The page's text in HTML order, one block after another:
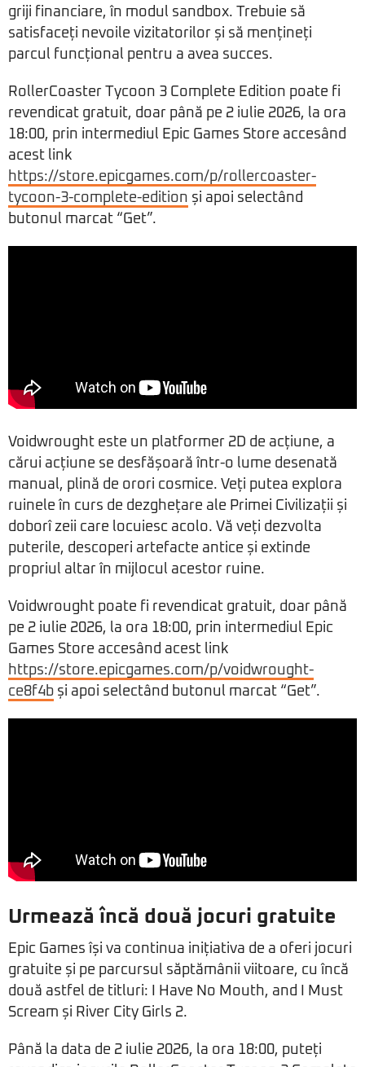
griji financiare, în modul sandbox. Trebuie să
satisfaceți nevoile vizitatorilor și să mențineți
parcul funcțional pentru a avea succes.
RollerCoaster Tycoon 3 Complete Edition poate fi
revendicat gratuit, doar până pe 2 iulie 2026, la ora
18:00, prin intermediul Epic Games Store accesând
acest link
https://store.epicgames.com/p/rollercoaster-
tycoon-3-complete-edition și apoi selectând
butonul marcat “Get”.
Voidwrought este un platformer 2D de acțiune, a
cărui acțiune se desfășoară într-o lume desenată
manual, plină de orori cosmice. Veți putea explora
ruinele în curs de dezghețare ale Primei Civilizații și
doborî zeii care locuiesc acolo. Vă veți dezvolta
puterile, descoperi artefacte antice și extinde
propriul altar în mijlocul acestor ruine.
Voidwrought poate fi revendicat gratuit, doar până
pe 2 iulie 2026, la ora 18:00, prin intermediul Epic
Games Store accesând acest link
https://store.epicgames.com/p/voidwrought-
ce8f4b și apoi selectând butonul marcat “Get”.
Urmează încă două jocuri gratuite
Epic Games își va continua inițiativa de a oferi jocuri
gratuite și pe parcursul săptămânii viitoare, cu încă
două astfel de titluri: I Have No Mouth, and I Must
Scream și River City Girls 2.
Până la data de 2 iulie 2026, la ora 18:00, puteți